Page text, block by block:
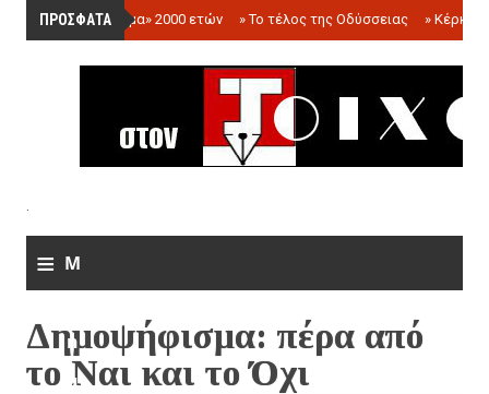
ΠΡΟΣΦΑΤΑ
»«Ολόγραμμα» 2000 ετών »Το τέλος της Οδύσσειας »
.
≡ M
n
u
Δημοψήφισμα: πέρα από
το Ναι και το Όχι